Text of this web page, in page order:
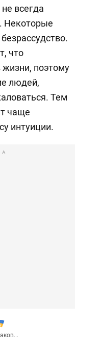
всегда
Некоторые
что
поэтому
людей,
Тем
чаще
интуиции.